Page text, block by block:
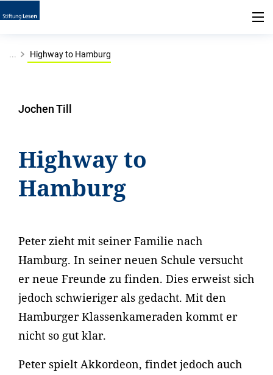
... Highway to Hamburg
Jochen Till
Highway to
Hamburg
Peter zieht mit seiner Familie nach
Hamburg. In seiner neuen Schule versucht
er neue Freunde zu finden. Dies erweist sich
jedoch schwieriger als gedacht. Mit den
Hamburger Klassenkameraden kommt er
nicht so gut klar.
Peter spielt Akkordeon, findet jedoch auch